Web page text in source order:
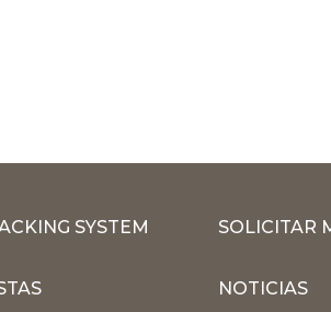
SYSTEM SOLICITAR
NOTICIAS